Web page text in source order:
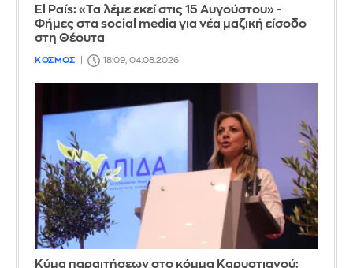
El País: «Τα λέμε εκεί στις 15 Αυγούστου» -
Φήμες στα social media για νέα μαζική είσοδο
στη Θέουτα
ΚΟΣΜΟΣ 18:09, 04.08.2026
Κύμα παραιτήσεων στο κόμμα Καρυστιανού: